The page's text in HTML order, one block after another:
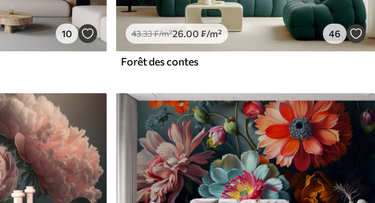
10 43.33₣/m²26 .00 ₣/m² 46
Forêt des contes